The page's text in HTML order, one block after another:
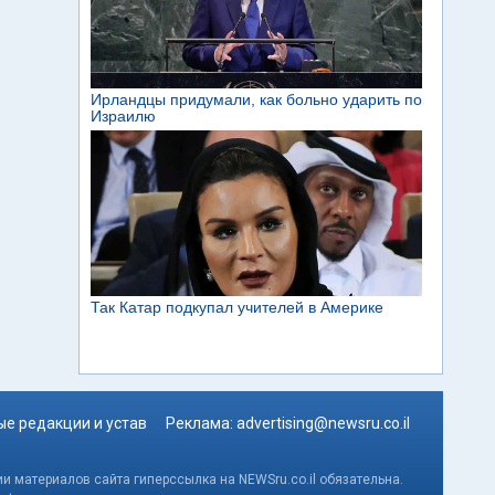
редакции и устав Реклама: advertising@newsru.co.il
сайта гиперссылка на NEWSru.co.il обязательна.